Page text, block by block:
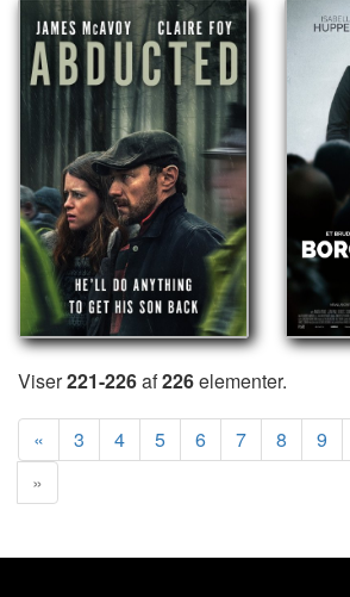
Viser221-226af226elementer.
« 3 4 5 6 7 8 9
»